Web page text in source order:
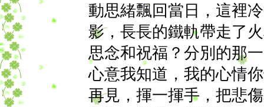
動思緒飄回當日，這裡
影，長長的鐵軌帶走了
思念和祝福？分別的那
心意我知道，我的心情
再見，揮一揮手，把悲